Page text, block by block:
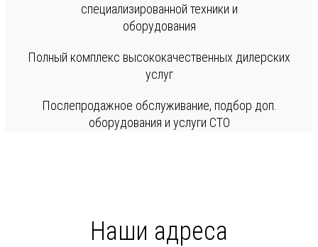
специализированной техники и
оборудования
Полный комплекс высококачественных дилерских
услуг
Послепродажное обслуживание, подбор доп.
оборудования и услуги СТО
Наши адреса